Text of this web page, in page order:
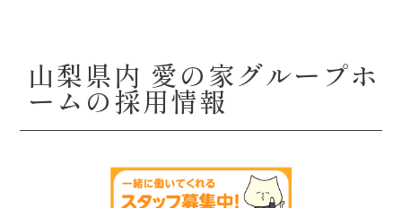
山梨県内 愛の家グループホ
ームの採用情報